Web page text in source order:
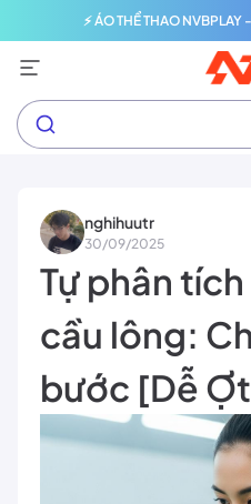
⚡ ÁO THỂ THAO NVBPLAY
nghihuutr
30/09/2025
Tự phân
cầu lông:
bước [Dễ